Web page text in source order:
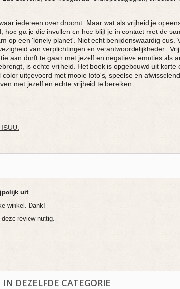
iedereen over droomt. Maar wat als vrijheid je
hoe ga je die invullen en hoe blijf je in contact met de
op een 'lonely planet'. Niet echt benijdenswaardig dus.
van verplichtingen en verantwoordelijkheden.
aan durft te gaan met jezelf en negatieve emoties als
is echte vrijheid. Het boek is opgebouwd uit korte
uitgevoerd met mooie foto's, speelse en
met jezelf en echte vrijheid te bereiken.
uit
winkel. Dank!
review nuttig.
DEZELFDE CATEGORIE